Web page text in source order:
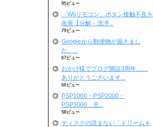
95ビュー
「Wiiリモコン」ボタン接触不良を
改善【分解・洗浄...
79ビュー
Googleから郵便物が届きまし
た。...
67ビュー
おかげ様でブログ開設3周年……
ありがとうございます...
60ビュー
PSP1000・PSP2000・
PSP3000…充...
58ビュー
ディスクの読まない「ドリームキ